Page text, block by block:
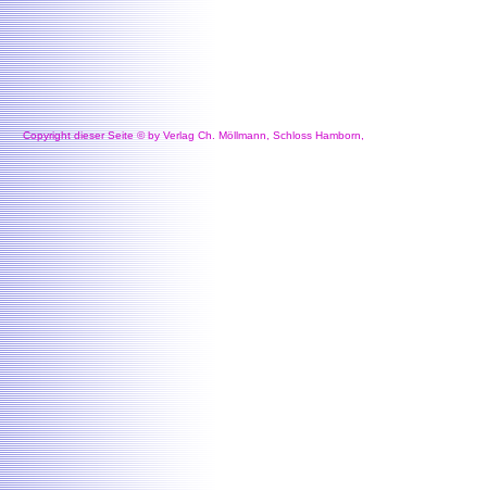
Copyright dieser Seite © by Verlag Ch. Möllmann, Schloss Hamborn,